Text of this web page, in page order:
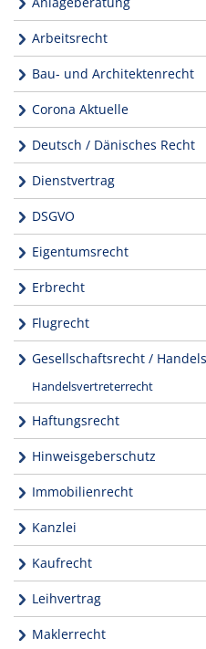
Arbeitsrecht
Bau- und Architektenrecht
Corona Aktuelle
Deutsch / Dänisches Recht
Dienstvertrag
DSGVO
Eigentumsrecht
Erbrecht
Flugrecht
Gesellschaftsrecht /
Handelsvertreterrecht
Haftungsrecht
Hinweisgeberschutz
Immobilienrecht
Kanzlei
Kaufrecht
Leihvertrag
Maklerrecht